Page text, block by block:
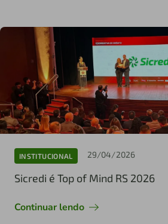
INSTITUCIONAL 29/04/2026
Sicredi é Top of Mind RS 2026
Continuar lendo